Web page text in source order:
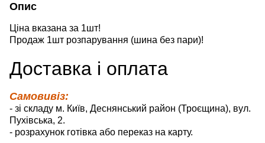
Опис
Ціна вказана за 1шт!
Продаж 1шт розпарування (шина без пари)!
Доставка і оплата
Самовивіз:
- зі складу м. Київ, Деснянський район (Троєщина), вул.
Пухівська, 2.
- розрахунок готівка або переказ на карту.